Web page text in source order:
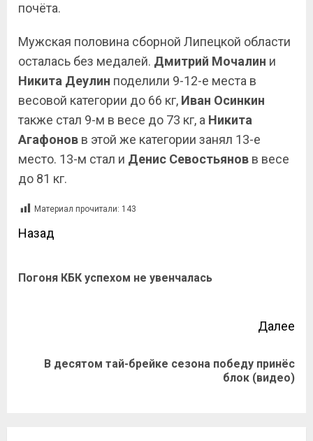
почёта.
Мужская половина сборной Липецкой области
осталась без медалей. Дмитрий Мочалин и
Никита Деулин поделили 9-12-е места в
весовой категории до 66 кг, Иван Осинкин
также стал 9-м в весе до 73 кг, а Никита
Агафонов в этой же категории занял 13-е
место. 13-м стал и Денис Севостьянов в весе
до 81 кг.
Материал прочитали: 143
Назад
Погоня КБК успехом не увенчалась
Далее
В десятом тай-брейке сезона победу принёс
блок (видео)